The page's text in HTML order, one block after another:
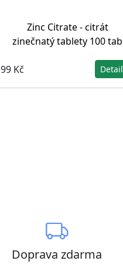
Zinc Citrate - citrát
zinečnatý tablety 100 tab
99 Kč Detail
Doprava zdarma